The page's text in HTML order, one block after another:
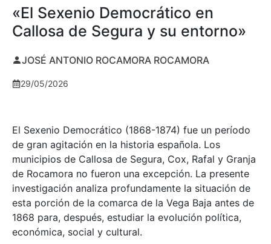
«El Sexenio Democrático en
Callosa de Segura y su entorno»
JOSÉ ANTONIO ROCAMORA ROCAMORA
29/05/2026
El Sexenio Democrático (1868-1874) fue un período
de gran agitación en la historia española. Los
municipios de Callosa de Segura, Cox, Rafal y Granja
de Rocamora no fueron una excepción. La presente
investigación analiza profundamente la situación de
esta porción de la comarca de la Vega Baja antes de
1868 para, después, estudiar la evolución política,
económica, social y cultural.